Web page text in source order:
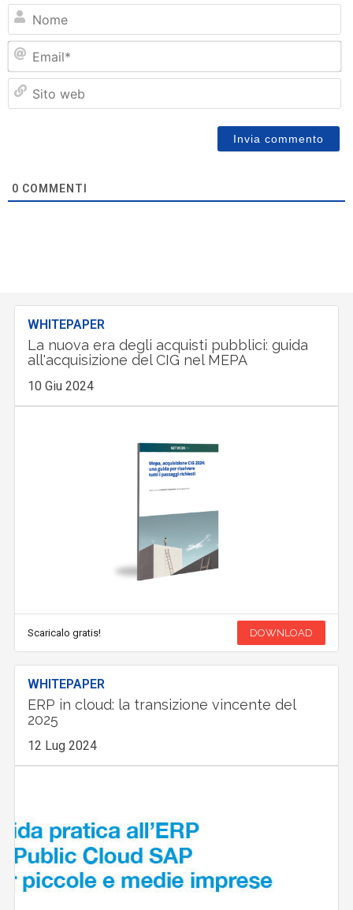
0 COMMENTI
WHITEPAPER
La nuova era degli acquisti pubblici: guida
all'acquisizione del CIG nel MEPA
10 Giu 2024
Scaricalo gratis! DOWNLOAD
WHITEPAPER
ERP in cloud: la transizione vincente del
2025
12 Lug 2024